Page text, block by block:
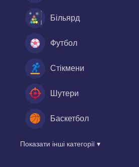
Більярд
Футбол
Стікмени
Шутери
Баскетбол
Показати інші категорії ▾